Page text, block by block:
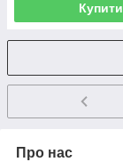
Купити
Про нас